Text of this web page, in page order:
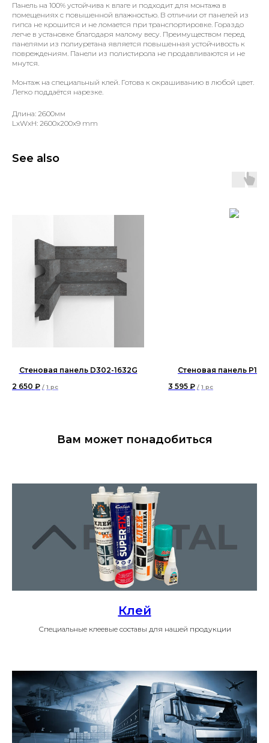
Панель на 100% устойчива к влаге и подходит для монтажа в
помещениях с повышенной влажностью. В отличии от панелей из
гипса не крошится и не ломается при транспортировке. Гораздо
легче в установке благодаря малому весу. Преимуществом перед
панелями из полиуретана является повышенная устойчивость к
повреждениям. Панели из полистирола не продавливаются и не
мнутся.
Монтаж на специальный клей. Готова к окрашиванию в любой цвет.
Легко поддаётся нарезке.
Длина: 2600мм
LxWxH: 2600x200x9 mm
See also
Стеновая панель D302-1632G
2 650 ₽ / 1 pc
Стеновая панель
3 595 ₽ / 1 pc
Вам может понадобиться
Клей
Специальные клеевые составы для нашей продукции